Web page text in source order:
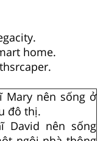
home.
Mary nên sống ở
đô thị.
David nên sống